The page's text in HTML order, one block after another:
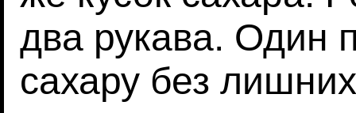
два рукава. Один
сахару без